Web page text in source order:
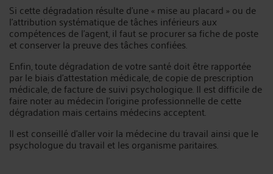
Si cette dégradation résulte d’une « mise au placard » ou de
l’attribution systématique de tâches inférieurs aux
compétences de l’agent, il faut se procurer sa fiche de poste
et conserver la preuve des tâches confiées.
Enfin, toute dégradation de votre santé doit être rapportée
par le biais d’attestation médicale, de copie de prescription
médicale, de facture de suivi psychologique. Il est difficile de
faire noter au médecin l’origine professionnelle de cette
dégradation mais certains médecins acceptent.
Il est conseillé d’aller voir la médecine du travail ainsi que le
psychologue du travail et les organisme paritaires.